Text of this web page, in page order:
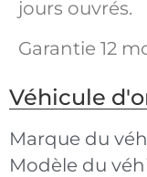
jours ouvrés.
Garantie 12
Véhicule
Marque du
Modèle du